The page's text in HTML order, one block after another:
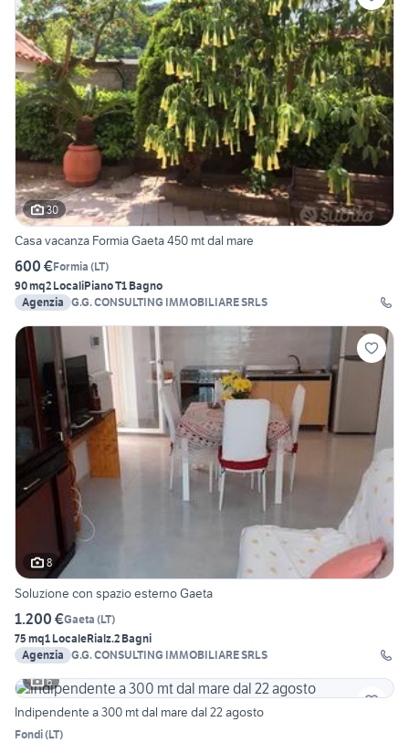
30
Casa vacanza Formia Gaeta 450 mt dal mare
600 €Formia (LT)
90 mq2 LocaliPiano T1 Bagno
Agenzia G.G. CONSULTING IMMOBILIARE SRLS
8
Soluzione con spazio esterno Gaeta
1.200 €Gaeta (LT)
75 mq1 LocaleRialz.2 Bagni
Agenzia G.G. CONSULTING IMMOBILIARE SRLS
6
Indipendente a 300 mt dal mare dal 22 agosto
Fondi(LT)